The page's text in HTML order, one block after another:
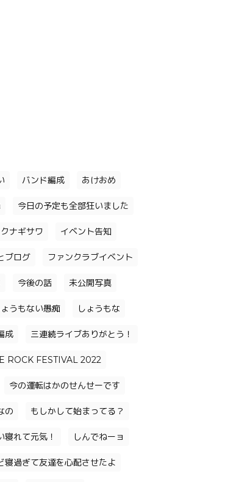
バンド編成 あけおめ
今日の予定も全部狂いました
ナギサワ イベント告知
ブログ ファンクラブイベント
今後の話 未公開写真
うもない愚痴 しょうもな
成 三連続ライブありがとう！
ROCK FESTIVAL 2022
今の運転はかのせんせーです
の もしかして始まってる？
寝れて元気！ しんでねーョ
寝過ぎて友達を心配させたよ